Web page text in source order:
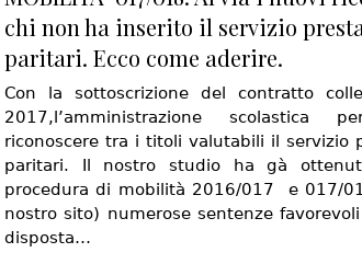
chi non ha inserito il servizio
paritari. Ecco come aderire.
Con la sottoscrizione del contratto
2017,l’amministrazione scolastica
riconoscere tra i titoli valutabili il servizio
paritari. Il nostro studio ha gà
procedura di mobilità 2016/017 e 017/
nostro sito) numerose sentenze
disposta…